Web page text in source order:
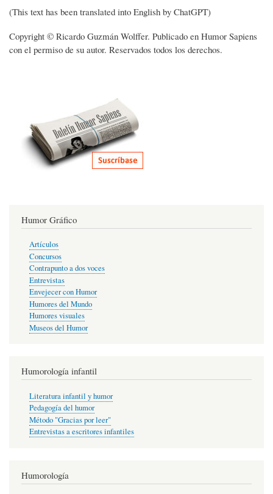
(This text has been translated into English by ChatGPT)
Copyright © Ricardo Guzmán Wolffer. Publicado en Humor Sapiens
con el permiso de su autor. Reservados todos los derechos.
Humor Gráfico
Artículos
Concursos
Contrapunto a dos voces
Entrevistas
Envejecer con Humor
Humores del Mundo
Humores visuales
Museos del Humor
Humorología infantil
Literatura infantil y humor
Pedagogía del humor
Método "Gracias por leer"
Entrevistas a escritores infantiles
Humorología